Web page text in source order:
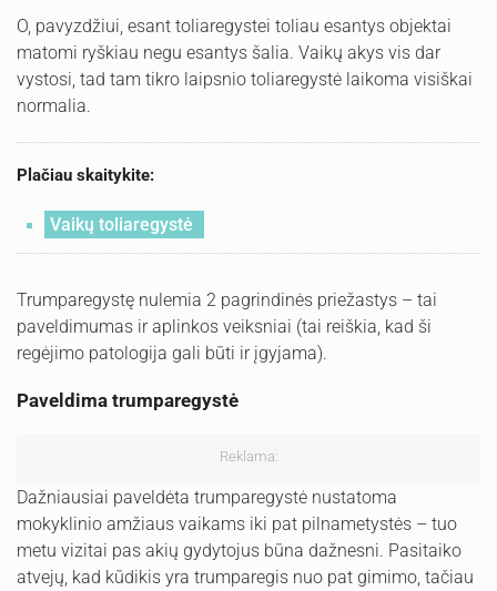
O, pavyzdžiui, esant toliaregystei toliau esantys objektai
matomi ryškiau negu esantys šalia. Vaikų akys vis dar
vystosi, tad tam tikro laipsnio toliaregystė laikoma visiškai
normalia.
Plačiau skaitykite:
Vaikų toliaregystė
Trumparegystę nulemia 2 pagrindinės priežastys – tai
paveldimumas ir aplinkos veiksniai (tai reiškia, kad ši
regėjimo patologija gali būti ir įgyjama).
Paveldima trumparegystė
Reklama:
Dažniausiai paveldėta trumparegystė nustatoma
mokyklinio amžiaus vaikams iki pat pilnametystės – tuo
metu vizitai pas akių gydytojus būna dažnesni. Pasitaiko
atvejų, kad kūdikis yra trumparegis nuo pat gimimo, tačiau